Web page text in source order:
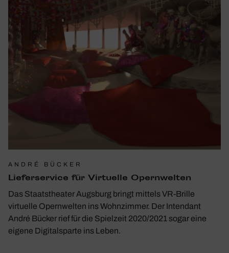
ANDRÉ BÜCKER
Liefer­ser­vice für Virtu­elle Opern­welten
Das Staatstheater Augsburg bringt mittels VR-Brille
virtuelle Opernwelten ins Wohnzimmer. Der Intendant
André Bücker rief für die Spielzeit 2020/2021 sogar eine
eigene Digitalsparte ins Leben.